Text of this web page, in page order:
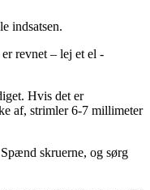
indsatsen.
revnet – lej et el -
Hvis det er
af, strimler 6-7 millimeter
skruerne, og sørg